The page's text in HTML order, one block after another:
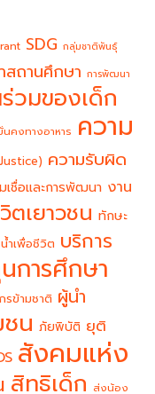
SDG กลุ่มชาติพันธุ์
ถานศึกษา การพัฒนา
วมของเด็ก
คงทางอาหาร ความ
ความรับผิด
เชื่อและการพัฒนา งาน
ตเยาวชน ทักษะ
น้ำเพื่อชีวิต บริการ
การศึกษา
รข้ามชาติ ผู้นำ
น ภัยพิบัติ ยุติ
สังคมแห่ง
สิทธิเด็ก ส่งน้อง